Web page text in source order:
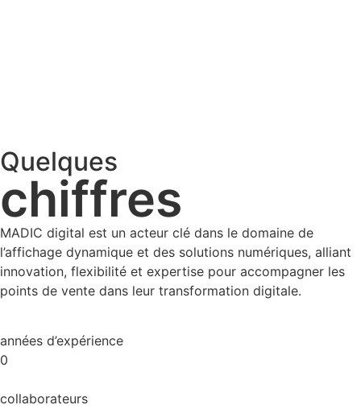
Quelques
chiffres
MADIC digital est un acteur clé dans le domaine de
l’affichage dynamique et des solutions numériques, alliant
innovation, flexibilité et expertise pour accompagner les
points de vente dans leur transformation digitale.
années d’expérience
0
collaborateurs